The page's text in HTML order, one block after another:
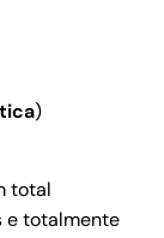
)
total
e totalmente